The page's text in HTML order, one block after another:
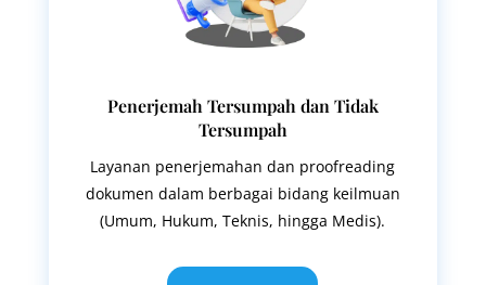
Penerjemah Tersumpah dan Tidak
Tersumpah
Layanan penerjemahan dan proofreading
dokumen dalam berbagai bidang keilmuan
(Umum, Hukum, Teknis, hingga Medis).